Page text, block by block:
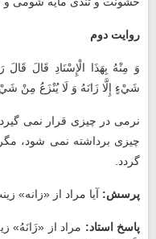
روایت دوم
وَ مِنْهُ بِهَذَا الْإِسْنَادِ قَالَ
شَيْ‏ءٍ إِلَّا زَانَهُ وَ لَا يُنْزَعُ مِنْ
نرمی در چیزی قرار نمی
چیزی برداشته نمی شود،
گردد.
پرسش: آیا مراد از «زانه»
پاسخ استاد: مراد از